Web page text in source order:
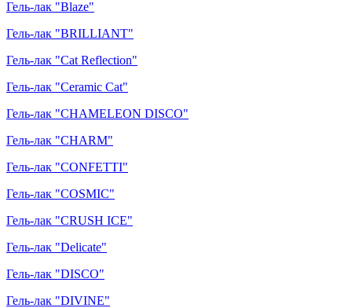
Гель-лак "Blaze"
Гель-лак "BRILLIANT"
Гель-лак "Cat Reflection"
Гель-лак "Ceramic Cat"
Гель-лак "CHAMELEON DISCO"
Гель-лак "CHARM"
Гель-лак "CONFETTI"
Гель-лак "COSMIC"
Гель-лак "CRUSH ICE"
Гель-лак "Delicate"
Гель-лак "DISCO"
Гель-лак "DIVINE"